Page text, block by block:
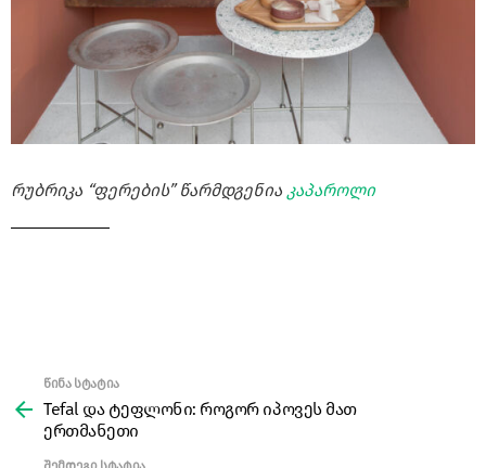
რუბრიკა “ფერების” წარმდგენია კაპაროლი
more
წინა სტატია
Tefal და ტეფლონი: როგორ იპოვეს მათ
ერთმანეთი